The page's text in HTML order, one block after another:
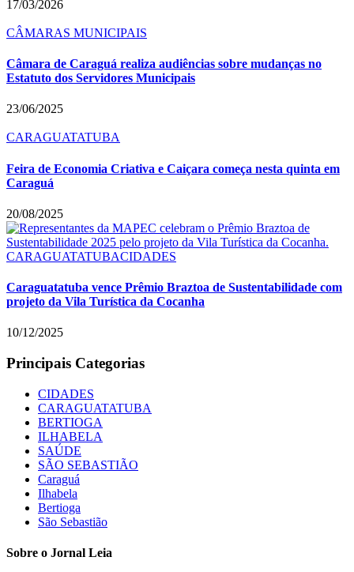
17/03/2026
CÂMARAS MUNICIPAIS
Câmara de Caraguá realiza audiências sobre mudanças no
Estatuto dos Servidores Municipais
23/06/2025
CARAGUATATUBA
Feira de Economia Criativa e Caiçara começa nesta quinta em
Caraguá
20/08/2025
CARAGUATATUBACIDADES
Caraguatatuba vence Prêmio Braztoa de Sustentabilidade com
projeto da Vila Turística da Cocanha
10/12/2025
Principais Categorias
CIDADES
CARAGUATATUBA
BERTIOGA
ILHABELA
SAÚDE
SÃO SEBASTIÃO
Caraguá
Ilhabela
Bertioga
São Sebastião
Sobre o Jornal Leia